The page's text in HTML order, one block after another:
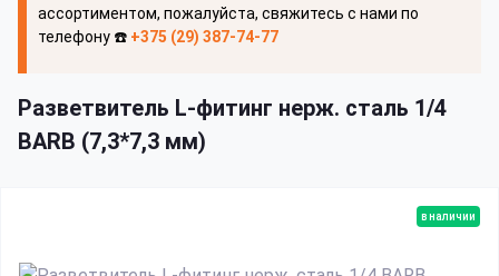
ассортиментом, пожалуйста, свяжитесь с нами по
телефону ☎️ +375 (29) 387-74-77
Разветвитель L-фитинг нерж. сталь 1/4
BARB (7,3*7,3 мм)
в наличии